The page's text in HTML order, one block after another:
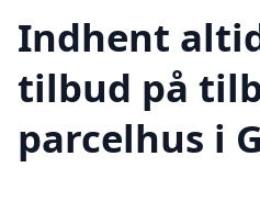
Indhent
tilbud på
parcelhus i